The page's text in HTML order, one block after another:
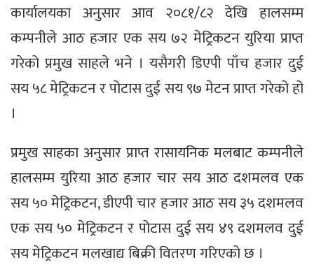
कार्यालयका अनुसार आव २०८१/८२ देखि हालसम्म
कम्पनीले आठ हजार एक सय ७२ मेट्रिकटन युरिया प्राप्त
गरेको प्रमुख साहले भने । यसैगरी डिएपी पाँच हजार दुई
सय ५८ मेट्रिकटन र पोटास दुई सय ९७ मेटन प्राप्त गरेको हो
।
प्रमुख साहका अनुसार प्राप्त रासायनिक मलबाट कम्पनीले
हालसम्म युरिया आठ हजार चार सय आठ दशमलव एक
सय ५० मेट्रिकटन, डीएपी चार हजार आठ सय ३५ दशमलव
एक सय ५० मेट्रिकटन र पोटास दुई सय ४९ दशमलव दुई
सय मेट्रिकटन मलखाद्य बिक्री वितरण गरिएको छ ।